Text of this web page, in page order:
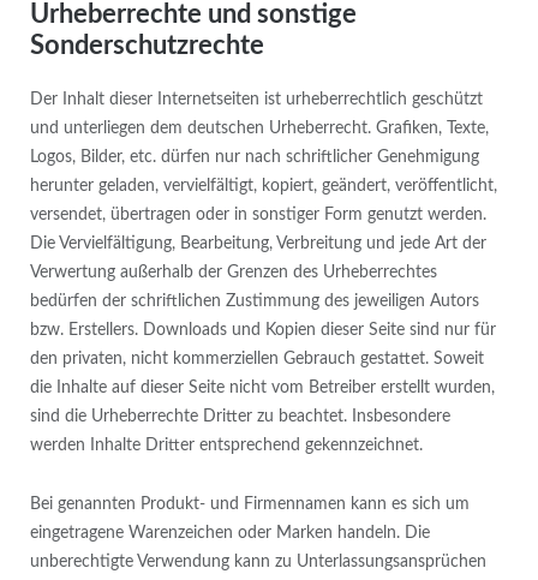
Urheberrechte und sonstige
Sonderschutzrechte
Der Inhalt dieser Internetseiten ist urheberrechtlich geschützt
und unterliegen dem deutschen Urheberrecht. Grafiken, Texte,
Logos, Bilder, etc. dürfen nur nach schriftlicher Genehmigung
herunter geladen, vervielfältigt, kopiert, geändert, veröffentlicht,
versendet, übertragen oder in sonstiger Form genutzt werden.
Die Vervielfältigung, Bearbeitung, Verbreitung und jede Art der
Verwertung außerhalb der Grenzen des Urheberrechtes
bedürfen der schriftlichen Zustimmung des jeweiligen Autors
bzw. Erstellers. Downloads und Kopien dieser Seite sind nur für
den privaten, nicht kommerziellen Gebrauch gestattet. Soweit
die Inhalte auf dieser Seite nicht vom Betreiber erstellt wurden,
sind die Urheberrechte Dritter zu beachtet. Insbesondere
werden Inhalte Dritter entsprechend gekennzeichnet.
Bei genannten Produkt- und Firmennamen kann es sich um
eingetragene Warenzeichen oder Marken handeln. Die
unberechtigte Verwendung kann zu Unterlassungsansprüchen